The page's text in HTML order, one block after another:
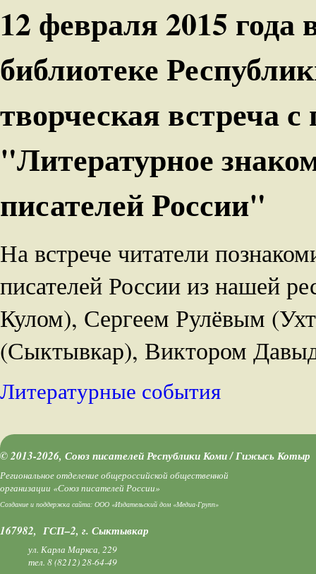
12 февраля 2015
библиотеке
творческая встреча
"Литературное
писателей России"
На встрече читатели
писателей России из нашей
Кулом), Сергеем Рулёвым
(Сыктывкар), Виктором
Литературные события
© 2013-2026, Союз писателей Республики Коми / Гижысь Котыр
Региональное отделение общероссийской общественной
организации «Союз писателей России»
Создание и поддержка сайта: ООО «Издательский дом «Медиа-Групп»
167982, ГСП–2, г. Сыктывкар
ул. Карла Маркса, 229
тел. 8 (8212) 28-64-49